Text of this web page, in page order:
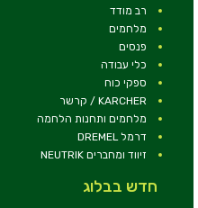
רב מודד
מלחמים
פנסים
כלי עבודה
ספקי כוח
KARCHER / קרשר
מלחמים ותחנות הלחמה
דרמל DREMEL
זיווד ומחברים NEUTRIK
חדש בבלוג